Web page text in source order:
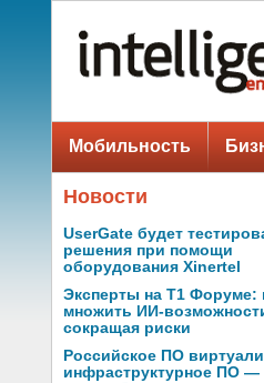
Мобильность
Новости
UserGate будет
решения при помощи
оборудования Xinertel
Эксперты на Т1 Форуме:
множить ИИ-
сокращая риски
Российское ПО
инфраструктурное ПО —